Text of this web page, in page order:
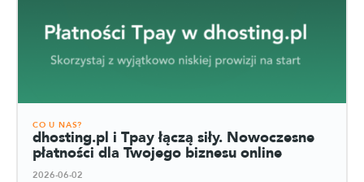
CO U NAS?
dhosting.pl i Tpay łączą siły. Nowoczesne
płatności dla Twojego biznesu online
2026-06-02